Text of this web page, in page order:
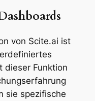
von Scite.ai ist
dieser Funktion
sie spezifische